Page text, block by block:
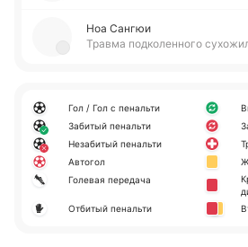
Ноа Сангюи
Травма подколенного
Гол / Гол с пенальти
Забитый пенальти
Незабитый пенальти
Автогол
Голевая передача
Отбитый пенальти